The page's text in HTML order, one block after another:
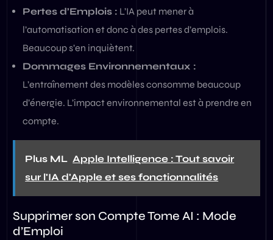
Pertes d’Emplois : L’IA peut mener à
l’automatisation et donc à des pertes d’emplois.
Beaucoup s’en inquiètent.
Dommages Environnementaux :
L’entraînement des modèles consomme beaucoup
d’énergie. L’impact environnemental est à prendre en
compte.
Plus ML Apple Intelligence : Tout savoir
sur l'IA d'Apple et ses fonctionnalités
Supprimer son Compte Tome AI : Mode
d’Emploi